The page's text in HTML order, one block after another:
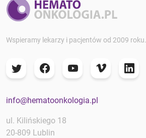
Wspieramy lekarzy i pacjentów od 2009 roku.
info@hematoonkologia.pl
ul. Kilińskiego 18
20-809 Lublin